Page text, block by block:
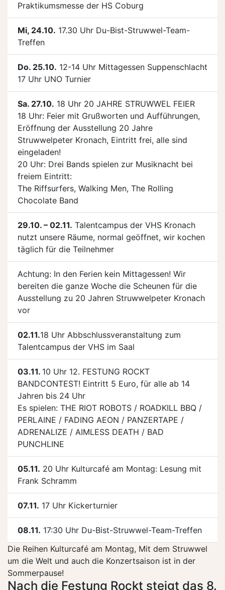
Praktikumsmesse der HS Coburg
Mi, 24.10. 17.30 Uhr Du-Bist-Struwwel-Team-
Treffen
Do. 25.10. 12-14 Uhr Mittagessen Suppenschlacht
17 Uhr UNO Turnier
Sa. 27.10. 18 Uhr 20 JAHRE STRUWWEL FEIER
18 Uhr: Feier mit Grußworten und Aufführungen,
Eröffnung der Ausstellung 20 Jahre
Struwwelpeter Kronach, Eintritt frei, alle sind
eingeladen!
20 Uhr: Drei Bands spielen zur Musiknacht bei
freiem Eintritt:
The Riffsurfers, Walking Men, The Rolling
Chocolate Band
29.10. – 02.11. Talentcampus der VHS Kronach
nutzt unsere Räume, normal geöffnet, wir kochen
täglich für die Teilnehmer
Achtung: In den Ferien kein Mittagessen! Wir
bereiten die ganze Woche die Scheunen für die
Ausstellung zu 20 Jahren Struwwelpeter Kronach
vor
02.11.18 Uhr Abbschlussveranstaltung zum
Talentcampus der VHS im Saal
03.11. 10 Uhr 12. FESTUNG ROCKT
BANDCONTEST! Eintritt 5 Euro, für alle ab 14
Jahren bis 24 Uhr
Es spielen: THE RIOT ROBOTS / ROADKILL BBQ /
PERLAINE / FADING AEON / PANZERTAPE /
ADRENALIZE / AIMLESS DEATH / BAD
PUNCHLINE
05.11. 20 Uhr Kulturcafé am Montag: Lesung mit
Frank Schramm
07.11. 17 Uhr Kickerturnier
08.11. 17:30 Uhr Du-Bist-Struwwel-Team-Treffen
Die Reihen Kulturcafé am Montag, Mit dem Struwwel
um die Welt und auch die Konzertsaison ist in der
Sommerpause!
Nach die Festung Rockt steigt das 8.